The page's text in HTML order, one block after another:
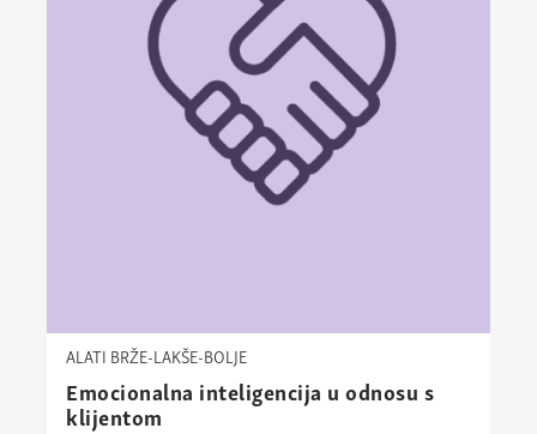
ALATI BRŽE-LAKŠE-BOLJE
Emocionalna inteligencija u odnosu s
klijentom